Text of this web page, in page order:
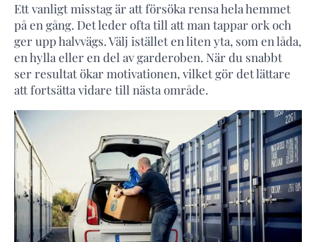
Ett vanligt misstag är att försöka rensa hela hemmet
på en gång. Det leder ofta till att man tappar ork och
ger upp halvvägs. Välj istället en liten yta, som en låda,
en hylla eller en del av garderoben. När du snabbt
ser resultat ökar motivationen, vilket gör det lättare
att fortsätta vidare till nästa område.